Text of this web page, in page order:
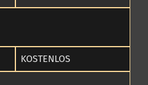
KOSTENLOS